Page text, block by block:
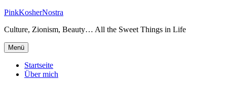
Zum
springen
PinkKosherNostra
Culture, Zionism, Beauty… All the Sweet Things in Life
Menü
Startseite
Über mich